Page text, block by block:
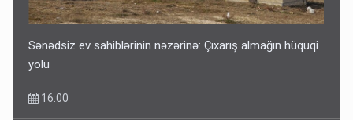
Sənədsiz ev sahiblərinin nəzərinə: Çıxarış almağın hüquqi
yolu
16:00